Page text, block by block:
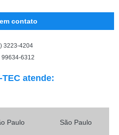
contato
3223-4204
99634-6312
atende:
Paulo São Paulo